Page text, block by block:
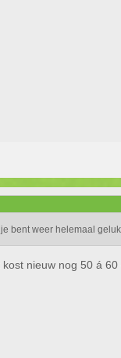
bent weer helemaal
kost nieuw nog 50 á